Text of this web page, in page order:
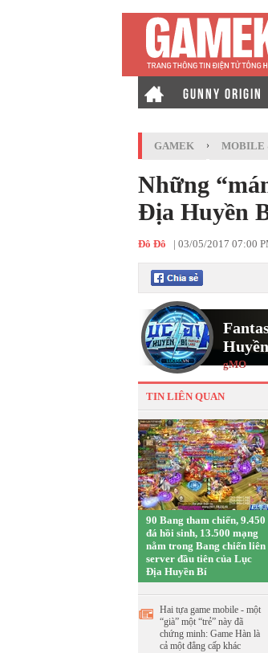
GUNNY ORIGIN
GAMEK › MOBILE
Những
Địa Huyền
Đô Đô | 03/05/2017 07:00
gMO
TIN LIÊN QUAN
90 Bang tham chiến, 9.450
đá hồi sinh, 13.500 mạng
nằm trong Bang chiến liên
server đầu tiên của Lục
Địa Huyền Bí
Hai tựa game mobile - một
“già” một “trẻ” này đã
chứng minh: Game Hàn là
cả một đẳng cấp khác